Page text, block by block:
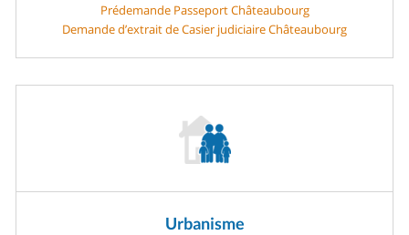
Prédemande Passeport Châteaubourg
Demande d’extrait de Casier judiciaire Châteaubourg
Urbanisme